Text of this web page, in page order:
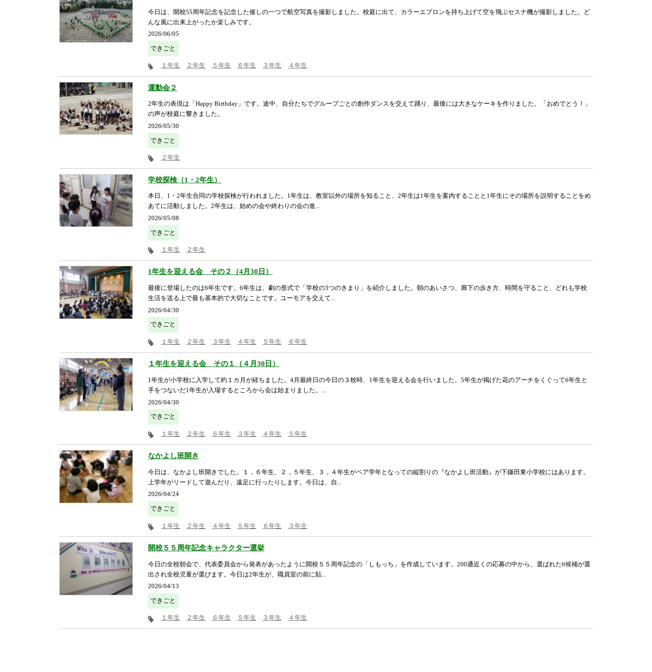
今日は、開校55周年記念を記念した催しの一つで航空写真を撮影しました。校庭に出て、カラーエプロンを持ち上げて空を飛ぶセスナ機が撮影しました。ど
んな風に出来上がったか楽しみです。
2026/06/05
できごと
１年生 ２年生 ５年生 ６年生 ３年生 ４年生
運動会２
2年生の表現は「Happy Birthday」です。途中、自分たちでグループごとの創作ダンスを交えて踊り、最後には大きなケーキを作りました。「おめでとう！」
の声が校庭に響きました。
2026/05/30
できごと
２年生
学校探検（1・2年生）
本日、1・2年生合同の学校探検が行われました。1年生は、教室以外の場所を知ること、2年生は1年生を案内することと1年生にその場所を説明することをめ
あてに活動しました。2年生は、始めの会や終わりの会の進...
2026/05/08
できごと
１年生 ２年生
1年生を迎える会 その２（4月30日）
最後に登場したのは6年生です。6年生は、劇の形式で「学校の3つのきまり」を紹介しました。朝のあいさつ、廊下の歩き方、時間を守ること、どれも学校
生活を送る上で最も基本的で大切なことです。ユーモアを交えて...
2026/04/30
できごと
１年生 ２年生 ３年生 ４年生 ５年生 ６年生
１年生を迎える会 その１（４月30日）
1年生が小学校に入学して約１カ月が経ちました。4月最終日の今日の３校時、1年生を迎える会を行いました。5年生が掲げた花のアーチをくぐって6年生と
手をつないだ1年生が入場するところから会は始まりました。...
2026/04/30
できごと
１年生 ２年生 ６年生 ３年生 ４年生 ５年生
なかよし班開き
今日は、なかよし班開きでした。１，６年生、２，５年生、３，４年生がペア学年となっての縦割りの『なかよし班活動』が下鎌田東小学校にはあります。
上学年がリードして遊んだり、遠足に行ったりします。今日は、自...
2026/04/24
できごと
１年生 ２年生 ４年生 ５年生 ６年生 ３年生
開校５５周年記念キャラクター選挙
今日の全校朝会で、代表委員会から発表があったように開校５５周年記念の「しもっち」を作成しています。200通近くの応募の中から、選ばれた6候補が選
出され全校児童が選びます。今日は2年生が、職員室の前に貼...
2026/04/13
できごと
１年生 ２年生 ６年生 ５年生 ３年生 ４年生